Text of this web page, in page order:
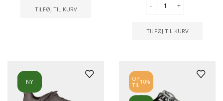
TILFØJ TIL KURV - +
TILFØJ TIL KURV
NY
OP
TIL 10%